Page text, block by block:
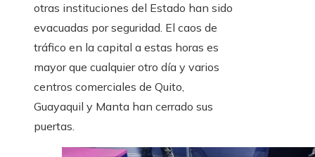
otras instituciones del Estado han sido
evacuadas por seguridad. El caos de
tráfico en la capital a estas horas es
mayor que cualquier otro día y varios
centros comerciales de Quito,
Guayaquil y Manta han cerrado sus
puertas.